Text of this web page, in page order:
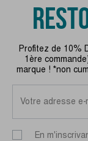
Profitez de 10%
1ère
marque ! *non
En